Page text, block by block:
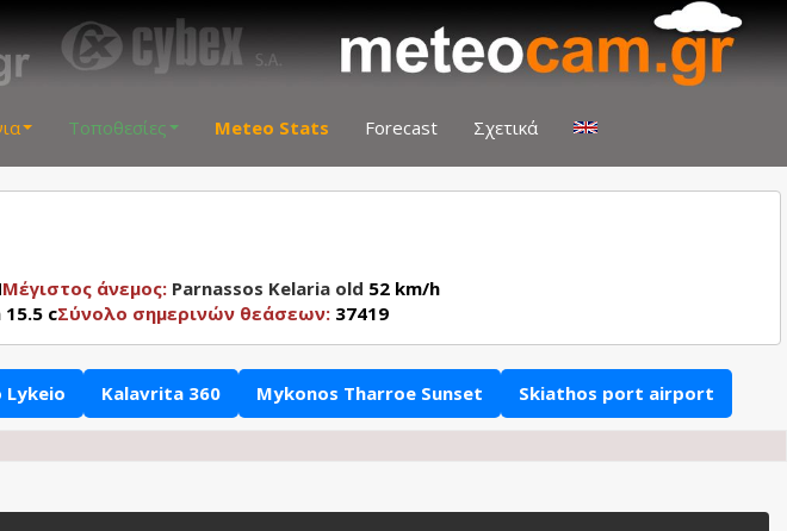
Τοποθεσίες Meteo Stats Forecast Σχετικά
Μέγιστος άνεμος: Parnassos Kelaria old 52 km/h
15.5 cΣύνολο σημερινών θεάσεων: 37419
Lykeio Kalavrita 360 Mykonos Tharroe Sunset Skiathos port airport